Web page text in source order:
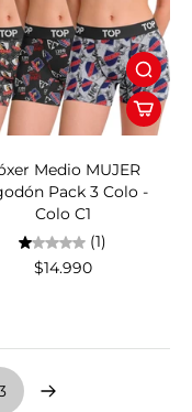
Medio MUJER
Pack 3 Colo -
Colo C1
(1)
$14.990